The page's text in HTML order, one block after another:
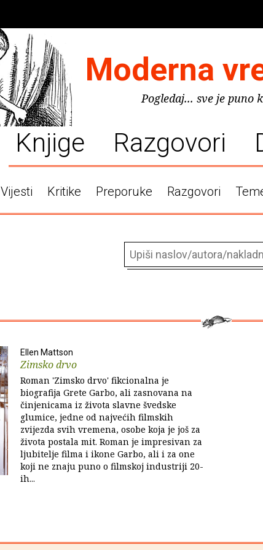
Moderna
Pogledaj... sve je puno
Knjige Razgovori
Vijesti Kritike Preporuke Razgovori
Ellen Mattson
Zimsko drvo
Roman 'Zimsko drvo' fikcionalna je
biografija Grete Garbo, ali zasnovana na
činjenicama iz života slavne švedske
glumice, jedne od najvećih filmskih
zvijezda svih vremena, osobe koja je još za
života postala mit. Roman je impresivan za
ljubitelje filma i ikone Garbo, ali i za one
koji ne znaju puno o filmskoj industriji 20-
ih...